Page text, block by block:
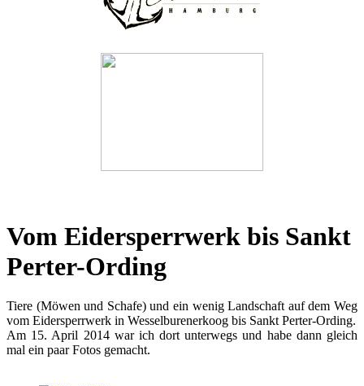
Vom Eidersperrwerk bis Sankt
Perter-Ording
Tiere (Möwen und Schafe) und ein wenig Landschaft auf dem Weg
vom Eidersperrwerk in Wesselburenerkoog bis Sankt Perter-Ording.
Am 15. April 2014 war ich dort unterwegs und habe dann gleich
mal ein paar Fotos gemacht.